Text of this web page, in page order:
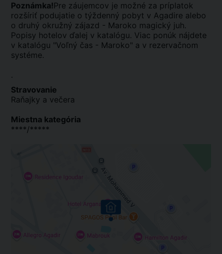
Poznámka!Pre záujemcov je možné za príplatok
rozšíriť podujatie o týždenný pobyt v Agadire alebo
o druhý okružný zájazd - Maroko magický juh.
Popisy hotelov ďalej v katalógu. Viac ponúk nájdete
v katalógu "Voľný čas - Maroko" a v rezervačnom
systéme.
.
Stravovanie
Raňajky a večera
Miestna kategória
****/*****